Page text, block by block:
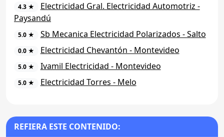
4.3 ★
Electricidad Gral. Electricidad Automotriz -
Paysandú
5.0 ★ Sb Mecanica Electricidad Polarizados - Salto
0.0 ★ Electricidad Chevantón - Montevideo
5.0 ★ Ivamil Electricidad - Montevideo
5.0 ★ Electricidad Torres - Melo
REFIERA ESTE CONTENIDO: